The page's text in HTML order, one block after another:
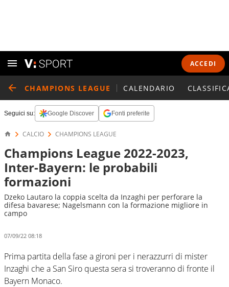
ACCEDI
CHAMPIONS LEAGUE CALENDARIO
Seguici su: Google Discover Fonti preferite
CALCIO CHAMPIONS LEAGUE
Champions League 2022-2023,
Inter-Bayern: le probabili
formazioni
Dzeko Lautaro la coppia scelta da Inzaghi per perforare la
difesa bavarese; Nagelsmann con la formazione migliore in
campo
07/09/22 08:18
Prima partita della fase a gironi per i nerazzurri di mister
Inzaghi che a San Siro questa sera si troveranno di fronte il
Bayern Monaco.